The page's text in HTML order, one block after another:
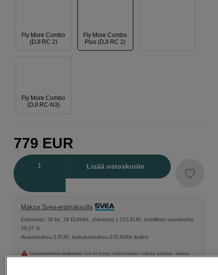
Fly More Combo
(DJI RC 2)
Fly More Combo
Plus (DJI RC 2)
Fly More Combo
(DJI RC-N3)
779 EUR
Lisää ostoskoriin
Maksa Svea-erämaksulla
Esimerkki: 36 kk, 28 EUR/kk, yhteensä 1 013 EUR, todellinen vuosikorko
19,07 %
Avausmaksu 5 EUR, laskutusmaksu 0 EUR/kk lisäksi
Lainaaminen maksaa! Jos et pysty maksamaan velkaa ajoissa, saatat